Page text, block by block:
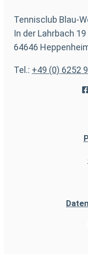
Tennisclub Blau-
In der Lahrbach 19
64646
Tel.: +49 (0) 6252